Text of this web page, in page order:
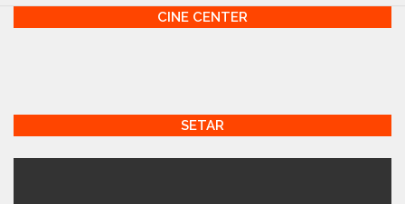
CINE CENTER
SETAR